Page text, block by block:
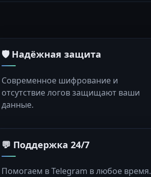
🛡️ Надёжная защита
Современное шифрование и
отсутствие логов защищают ваши
данные.
💬 Поддержка 24/7
Помогаем в Telegram в любое время.